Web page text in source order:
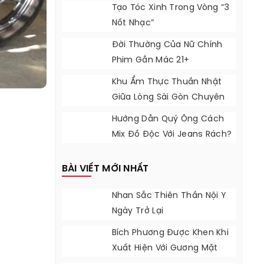
Tạo Tóc Xinh Trong Vòng “3
Nốt Nhạc”
Đời Thường Của Nữ Chính
Phim Gắn Mác 21+
Khu Ẩm Thực Thuần Nhật
Giữa Lòng Sài Gòn Chuyên
Phục Vụ Các Món Ăn Siêu
Ngon
Hướng Dẫn Quý Ông Cách
Mix Đồ Độc Với Jeans Rách?
BÀI VIẾT MỚI NHẤT
Nhan Sắc Thiên Thần Nội Y
Ngày Trở Lại
Bích Phương Được Khen Khi
Xuất Hiện Với Gương Mặt